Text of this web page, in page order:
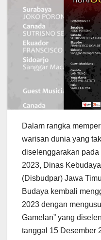
Dalam rangka
warisan dunia yang
diselenggarakan
2023, Dinas
(Disbudpar) Jawa
Budaya kembali
2023 dengan
Gamelan” yang
tanggal 15 Desember